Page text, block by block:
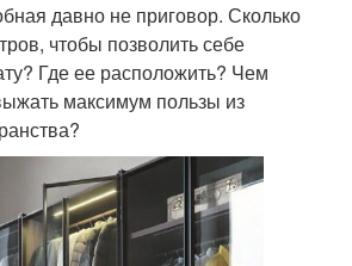
давно не приговор. Сколько
чтобы позволить себе
Где ее расположить? Чем
максимум пользы из